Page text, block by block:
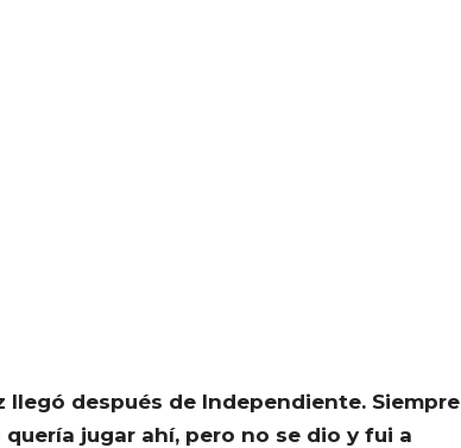
llegó después de Independiente. Siempre
jugar ahí, pero no se dio y fui a